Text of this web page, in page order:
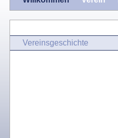
Vereinsgeschichte